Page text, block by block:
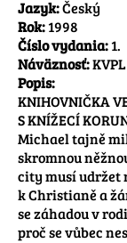
Jazyk:Český
Rok:1998
Číslo vydania:1.
Náväznosť:
Popis:
KNIHOVNIČKA
S KNÍŽECÍ
Michael tajně
skromnou
city musí udržet
k Christianě a
se záhadou v
proč se vůbec